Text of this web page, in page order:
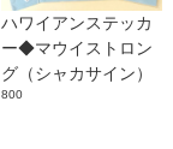
ハワイアンステッカ
ー◆マウイストロン
グ（シャカサイン）
800